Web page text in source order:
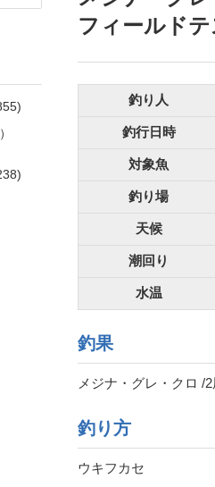
フィールド
釣り人
釣行日時
対象魚
釣り場
天候
潮回り
水温
釣果
メジナ・グレ・クロ /
釣り方
ウキフカセ